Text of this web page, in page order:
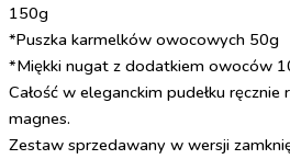
150g
*Puszka karmelków owocowych 50g
*Miękki nugat z dodatkiem owoców
Całość w eleganckim pudełku
magnes.
Zestaw sprzedawany w wersji